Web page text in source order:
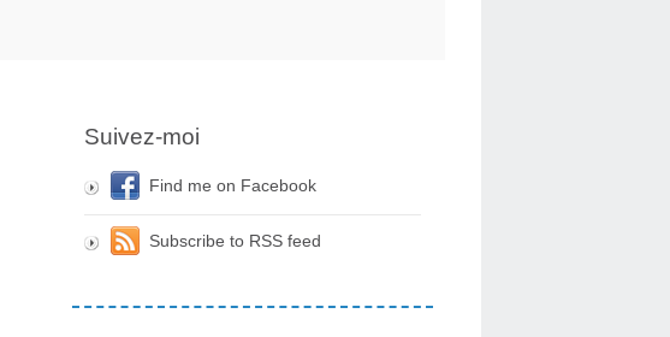
Suivez-moi
Find me on Facebook
Subscribe to RSS feed